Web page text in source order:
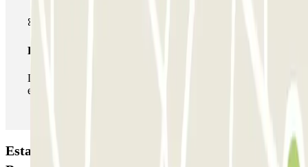
Passe ilimitado
Durante a sua estadia, pode entrar e sair do parque de
estacionamento as vezes que quiser.
Estacionamento Blue Valet - Aéroport de